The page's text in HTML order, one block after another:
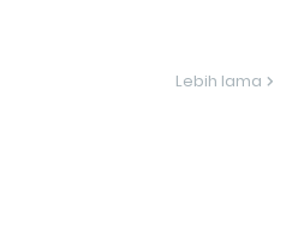
Lebih lama